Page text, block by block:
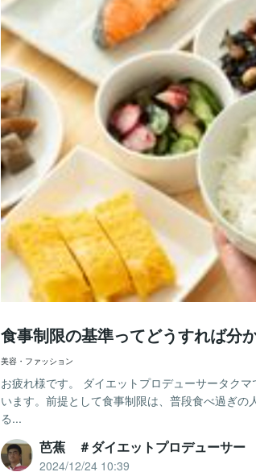
食事制限の基準ってどうすれば分
美容・ファッション
お疲れ様です。 ダイエットプロデューサータク
います。前提として食事制限は、普段食べ過ぎ
る...
芭蕉 ＃ダイエットプロデューサー
2024/12/24 10:39